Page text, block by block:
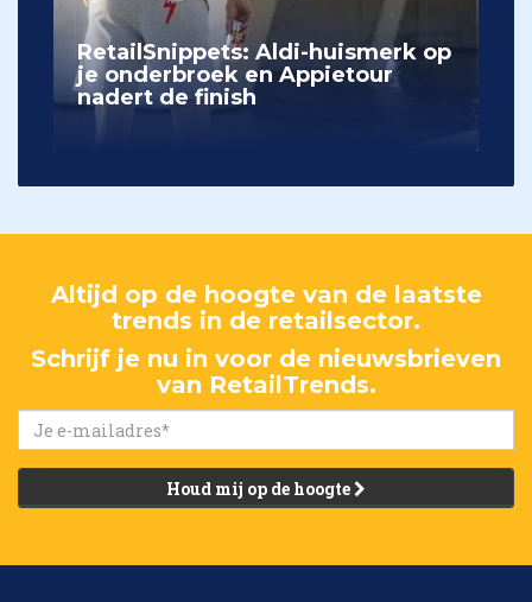
RetailSnippets: Aldi-huismerk op
je onderbroek en Appietour
nadert de finish
Altijd op de hoogte van de laatste
trends in de retailsector.
Schrijf je nu in voor de nieuwsbrieven
van RetailTrends.
Houd mij op de hoogte